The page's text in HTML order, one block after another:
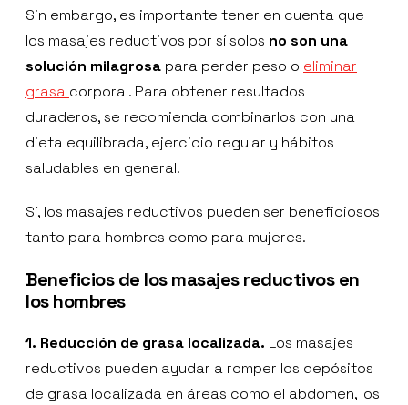
Sin embargo, es importante tener en cuenta que
los masajes reductivos por sí solos no son una
solución milagrosa para perder peso o eliminar
grasa corporal. Para obtener resultados
duraderos, se recomienda combinarlos con una
dieta equilibrada, ejercicio regular y hábitos
saludables en general.
Sí, los masajes reductivos pueden ser beneficiosos
tanto para hombres como para mujeres.
Beneficios de los masajes reductivos en
los hombres
1. Reducción de grasa localizada. Los masajes
reductivos pueden ayudar a romper los depósitos
de grasa localizada en áreas como el abdomen, los